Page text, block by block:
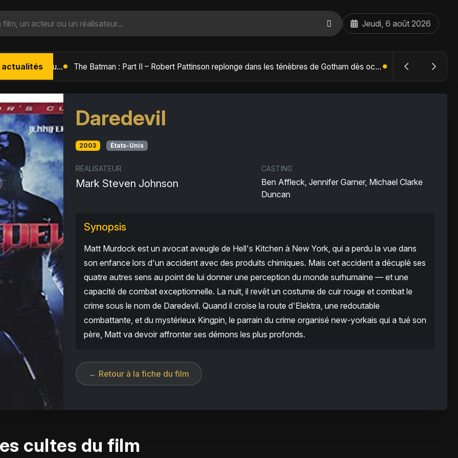
Jeudi, 6 août 2026
actualités L'Âge de Glace : Le Réveil du Volcan – Manny, Sid et Diego de retour pour une aventure explosive The Batman : Part II – Robert Pattinson replonge dans les ténèbres de Gotham dès octobre 2027
Daredevil
2003 États-Unis
RÉALISATEUR
Mark Steven Johnson
CASTING
Ben Affleck, Jennifer Garner, Michael Clarke
Duncan
Synopsis
Matt Murdock est un avocat aveugle de Hell's Kitchen à New York, qui a perdu la vue dans
son enfance lors d'un accident avec des produits chimiques. Mais cet accident a décuplé ses
quatre autres sens au point de lui donner une perception du monde surhumaine — et une
capacité de combat exceptionnelle. La nuit, il revêt un costume de cuir rouge et combat le
crime sous le nom de Daredevil. Quand il croise la route d'Elektra, une redoutable
combattante, et du mystérieux Kingpin, le parrain du crime organisé new-yorkais qui a tué son
père, Matt va devoir affronter ses démons les plus profonds.
← Retour à la fiche du film
cultes du film